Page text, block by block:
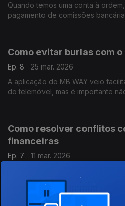
Quando temos uma conta à
pagamento de comissões
Como evitar burlas com o
Ep. 8
25 mar. 2026
A aplicação do MB WAY veio
do telemóvel, mas é importante
Como resolver conflitos
financeiras
Ep. 7
11 mar. 2026
Neste episódio o Pedro Dias, do
a saber o que fazer quando
está a atuar corretamente.